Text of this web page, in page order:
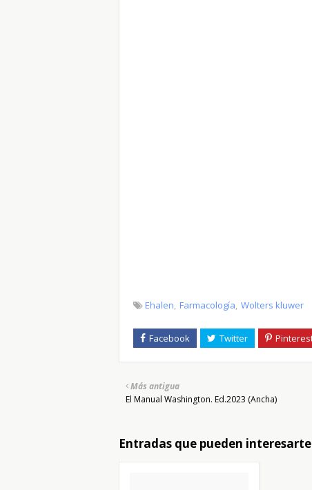
Ehalen Farmacología Wolters kluwer
Más antigua
El Manual Washington. Ed.2023 (Ancha)
Entradas que pueden interesarte